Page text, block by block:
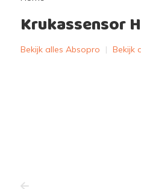
Krukassensor
Bekijk alles Absopro | Bekijk